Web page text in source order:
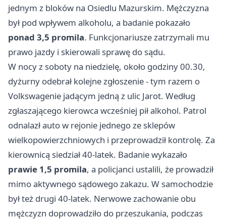
jednym z bloków na Osiedlu Mazurskim. Mężczyzna
był pod wpływem alkoholu, a badanie pokazało
ponad 3,5 promila. Funkcjonariusze zatrzymali mu
prawo jazdy i skierowali sprawę do sądu.
W nocy z soboty na niedzielę, około godziny 00.30,
dyżurny odebrał kolejne zgłoszenie - tym razem o
Volkswagenie jadącym jedną z ulic Jarot. Według
zgłaszającego kierowca wcześniej pił alkohol. Patrol
odnalazł auto w rejonie jednego ze sklepów
wielkopowierzchniowych i przeprowadził kontrolę. Za
kierownicą siedział 40-latek. Badanie wykazało
prawie 1,5 promila, a policjanci ustalili, że prowadził
mimo aktywnego sądowego zakazu. W samochodzie
był też drugi 40-latek. Nerwowe zachowanie obu
mężczyzn doprowadziło do przeszukania, podczas